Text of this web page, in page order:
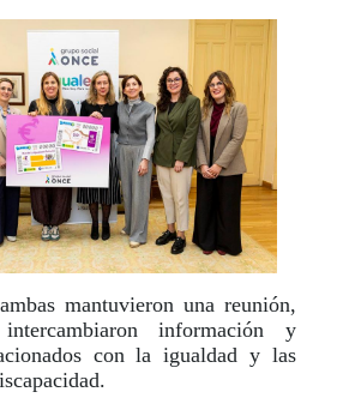
mantuvieron una reunión,
información y
con la igualdad y las